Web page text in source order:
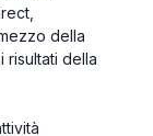
della
risultati della